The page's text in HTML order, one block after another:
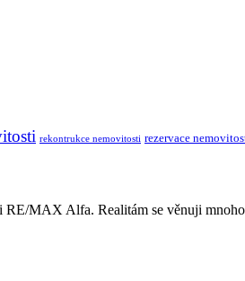
rekontrukce nemovitosti rezervace
MAX Alfa. Realitám se věnuji